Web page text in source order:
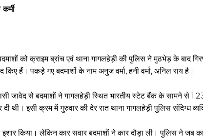
को क्राइम ब्रांच एवं थाना गागलहेड़ी की पुलिस ने मुठभेड़ के बाद
हैं। पकड़े गए बदमाशों के नाम अनुज वर्मा, हनी वर्मा, अनिल राय है।
जावेद से बदमाशों ने गागलहेड़ी स्थित भारतीय स्टेट बैंक के सामने से
थी। इसी क्रम में गुरुवार की देर रात थाना गागलहेड़ी पुलिस संदिग्ध
किया। लेकिन कार सवार बदमाशों ने कार दौड़ा ली। पुलिस ने जब कार